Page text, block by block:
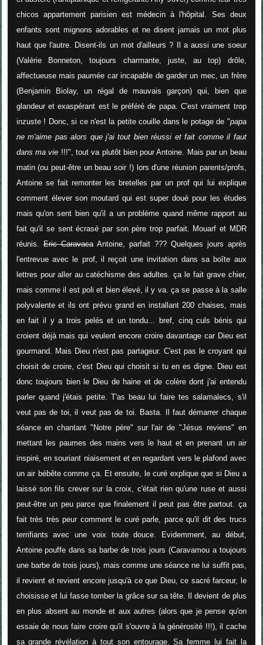
chicos appartement parisien est médecin à l'hôpital. Ses deux
enfants sont mignons adorables et ne disent jamais un mot plus
haut que l'autre. Disent-ils un mot d'ailleurs ? Il a aussi une soeur
(Valérie Bonneton, toujours charmante, juste, au top) drôle,
affectueuse mais paumée car incapable de garder un mec, un frère
(Benjamin Biolay, un régal de mauvais garçon) qui, bien que
glandeur et exaspérant est le préféré de papa. C'est vraiment trop
inzuste ! Donc, si ce n'est la petite couille dans le potage de "papa
ne m'aime pas alors que j'ai tout bien réussi et fait comme il faut
dans ma vie !!!", tout va plutôt bien pour Antoine. Mais par un beau
matin (ou peut-être un beau soir !) lors d'une réunion parents/profs,
Antoine se fait remonter les bretelles par un prof qui lui explique
comment élever son moutard qui est super doué pour les études
mais qu'on sent bien qu'il a un problème quand même rapport au
fait qu'il se sent écrasé par son père trop parfait. Mouarf et MDR
réunis.Eric CaravacaAntoine, parfait ??? Quelques jours après
l'entrevue avec le prof, il reçoit une invitation dans sa boîte aux
lettres pour aller au catéchisme des adultes. ça le fait grave chier,
mais comme il est poli et bien élevé, il y va. ça se passe à la salle
polyvalente et ils ont prévu grand en installant 200 chaises, mais
en fait il y a trois pelés et un tondu... bref, cinq culs bénis qui
croient déjà mais qui veulent encore croire davantage car Dieu est
gourmand. Mais Dieu n'est pas partageur. C'est pas le croyant qui
choisit de croire, c'est Dieu qui choisit si tu en es digne. Dieu est
donc toujours bien le Dieu de haine et de colère dont j'ai entendu
parler quand j'étais petite. T'as beau lui faire tes salamalecs, s'il
veut pas de toi, il veut pas de toi. Basta. Il faut démarrer chaque
séance en chantant "Notre père" sur l'air de "Jésus reviens" en
mettant les paumes des mains vers le haut et en prenant un air
inspiré, en souriant niaisement et en regardant vers le plafond avec
un air bébête comme ça. Et ensuite, le curé explique que si Dieu a
laissé son fils crever sur la croix, c'était rien qu'une ruse et aussi
peut-être un peu parce que finalement il peut pas être partout. ça
fait très très peur comment le curé parle, parce qu'il dit des trucs
terrifiants avec une voix toute douce. Evidemment, au début,
Antoine pouffe dans sa barbe de trois jours (Caravamou a toujours
une barbe de trois jours), mais comme une séance ne lui suffit pas,
il revient et revient encore jusqu'à ce que Dieu, ce sacré farceur, le
choisisse et lui fasse tomber la grâce sur sa tête. Il devient de plus
en plus absent au monde et aux autres (alors que je pense qu'on
essaie de nous faire croire qu'il s'ouvre à la générosité !!!), il cache
sa grande révélation à tout son entourage. Sa femme lui fait la